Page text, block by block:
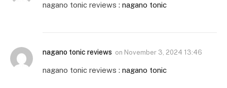
nagano tonic reviews : nagano tonic
nagano tonic reviews on November 3, 2024 13:46
nagano tonic reviews : nagano tonic